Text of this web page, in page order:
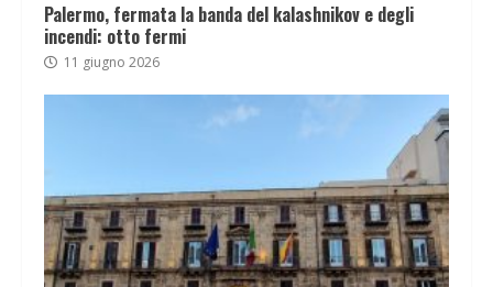
Palermo, fermata la banda del kalashnikov e degli
incendi: otto fermi
11 giugno 2026